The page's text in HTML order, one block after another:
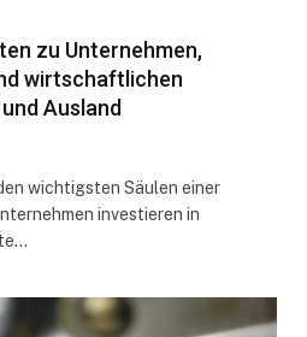
zu Unternehmen,
wirtschaftlichen
Ausland
wichtigsten Säulen einer
investieren in